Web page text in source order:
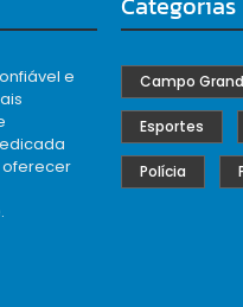
e
oferecer
Campo
Esportes
Polícia